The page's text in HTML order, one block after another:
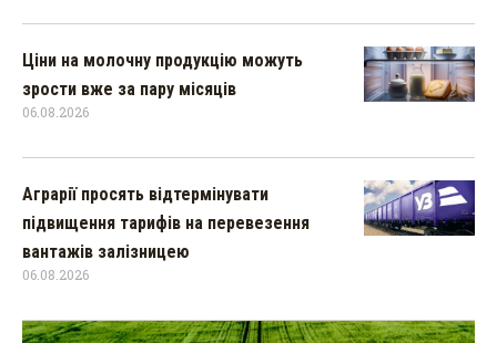
Ціни на молочну продукцію можуть
зрости вже за пару місяців
06.08.2026
Аграрії просять відтермінувати
підвищення тарифів на перевезення
вантажів залізницею
06.08.2026